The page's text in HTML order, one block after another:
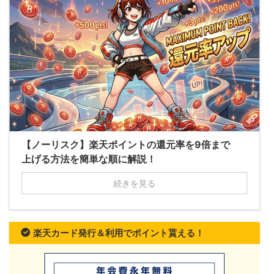
【ノーリスク】楽天ポイントの還元率を9倍まで
上げる方法を簡単な順に解説！
続きを見る
楽天カード発行＆利用でポイント貰える！